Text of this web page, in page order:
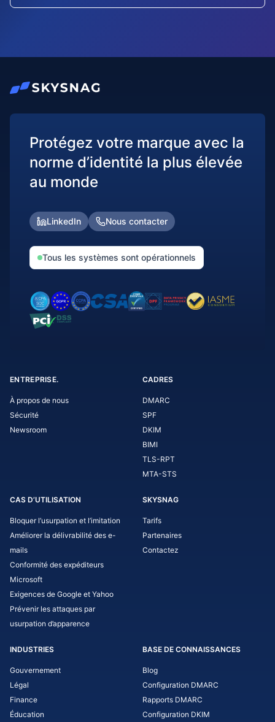
Protégez votre marque avec la
norme d’identité la plus élevée
au monde
LinkedIn Nous contacter
Tous les systèmes sont opérationnels
ENTREPRISE.
À propos de nous
Sécurité
Newsroom
CADRES
DMARC
SPF
DKIM
BIMI
TLS-RPT
MTA-STS
CAS D’UTILISATION
Bloquer l’usurpation et l’imitation
Améliorer la délivrabilité des e-
mails
Conformité des expéditeurs
Microsoft
Exigences de Google et Yahoo
Prévenir les attaques par
usurpation d’apparence
SKYSNAG
Tarifs
Partenaires
Contactez
INDUSTRIES
Gouvernement
Légal
Finance
Éducation
BASE DE CONNAISSANCES
Blog
Configuration DMARC
Rapports DMARC
Configuration DKIM